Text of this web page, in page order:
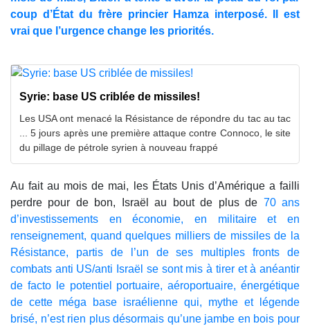
coup d’État du frère princier Hamza interposé. Il est
vrai que l’urgence change les priorités.
Syrie: base US criblée de missiles!
Les USA ont menacé la Résistance de répondre du tac au tac
... 5 jours après une première attaque contre Connoco, le site
du pillage de pétrole syrien à nouveau frappé
Au fait au mois de mai, les États Unis d’Amérique a failli
perdre pour de bon, Israël au bout de plus de 70 ans
d’investissements en économie, en militaire et en
renseignement, quand quelques milliers de missiles de la
Résistance, partis de l’un de ses multiples fronts de
combats anti US/anti Israël se sont mis à tirer et à anéantir
de facto le potentiel portuaire, aéroportuaire, énergétique
de cette méga base israélienne qui, mythe et légende
brisé, n’est rien plus désormais qu’une jambe en bois pour